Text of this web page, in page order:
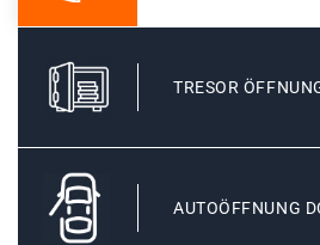
TRESOR
AUTOÖFFNUNG